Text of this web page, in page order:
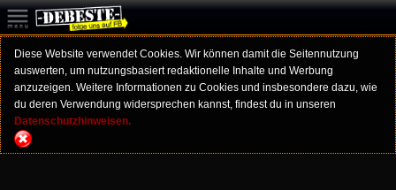
Diese Website verwendet Cookies. Wir können damit die Seitennutzung
auswerten, um nutzungsbasiert redaktionelle Inhalte und Werbung
anzuzeigen. Weitere Informationen zu Cookies und insbesondere dazu, wie
du deren Verwendung widersprechen kannst, findest du in unseren
Datenschutzhinweisen.